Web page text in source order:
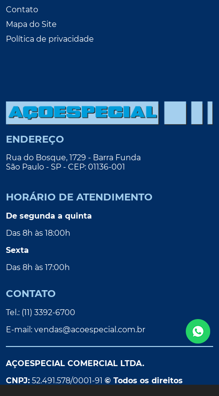
Contato
Mapa do Site
Política de privacidade
ENDEREÇO
Rua do Bosque, 1729 - Barra Funda
São Paulo - SP - CEP: 01136-001
HORÁRIO DE ATENDIMENTO
De segunda a quinta
Das 8h às 18:00h
Sexta
Das 8h às 17:00h
CONTATO
Tel.: (11) 3392-6700
E-mail: vendas@acoespecial.com.br
AÇOESPECIAL COMERCIAL LTDA.
CNPJ: 52.491.578/0001-91 © Todos os direitos